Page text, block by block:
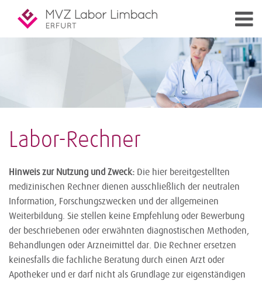
Labor-Rechner
Hinweis zur Nutzung und Zweck: Die hier bereitgestellten
medizinischen Rechner dienen ausschließlich der neutralen
Information, Forschungszwecken und der allgemeinen
Weiterbildung. Sie stellen keine Empfehlung oder Bewerbung
der beschriebenen oder erwähnten diagnostischen Methoden,
Behandlungen oder Arzneimittel dar. Die Rechner ersetzen
keinesfalls die fachliche Beratung durch einen Arzt oder
Apotheker und er darf nicht als Grundlage zur eigenständigen